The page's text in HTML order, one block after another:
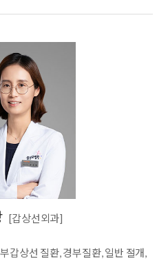
[갑상선외과]
갑상선 질환, 경부질환, 일반 절개,